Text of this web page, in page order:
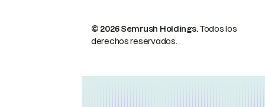
© 2026 Semrush Holdings.Todos los
derechos reservados.